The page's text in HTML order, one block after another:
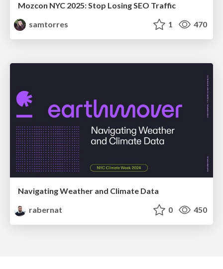
Mozcon NYC 2025: Stop Losing SEO Traffic
samtorres
1 470
Navigating Weather and Climate Data
rabernat
0 450